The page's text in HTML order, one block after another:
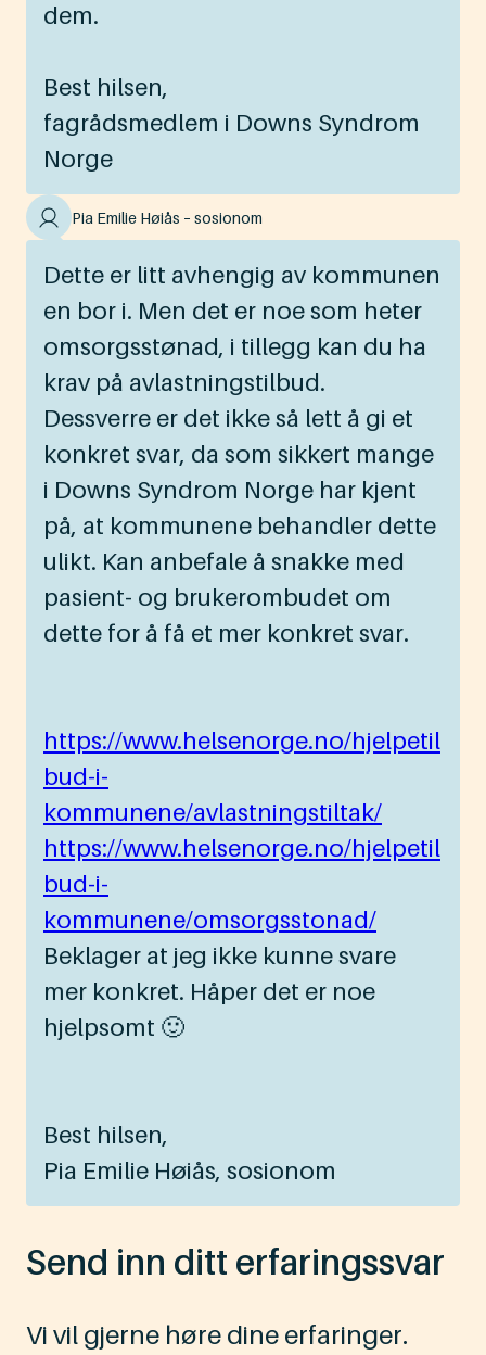
dem.
Best hilsen,
fagrådsmedlem i Downs Syndrom
Norge
Dette er litt avhengig av kommunen
en bor i. Men det er noe som heter
omsorgsstønad, i tillegg kan du ha
krav på avlastningstilbud.
Dessverre er det ikke så lett å gi et
konkret svar, da som sikkert mange
i Downs Syndrom Norge har kjent
på, at kommunene behandler dette
ulikt. Kan anbefale å snakke med
pasient- og brukerombudet om
dette for å få et mer konkret svar.
https://www.helsenorge.no/hjelpetil
bud-i-
kommunene/avlastningstiltak/
https://www.helsenorge.no/hjelpetil
bud-i-
kommunene/omsorgsstonad/
Beklager at jeg ikke kunne svare
mer konkret. Håper det er noe
hjelpsomt 🙂
Best hilsen,
Pia Emilie Høiås, sosionom
Pia Emilie Høiås – sosionom
Send inn ditt erfaringssvar
Vi vil gjerne høre dine erfaringer.